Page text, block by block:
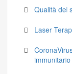
Qualità del
Laser
immunitario